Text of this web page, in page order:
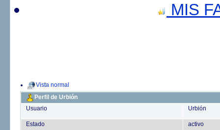
MIS
Vista normal
Perfil de Urbión
Usuario
Urbión
Estado activo